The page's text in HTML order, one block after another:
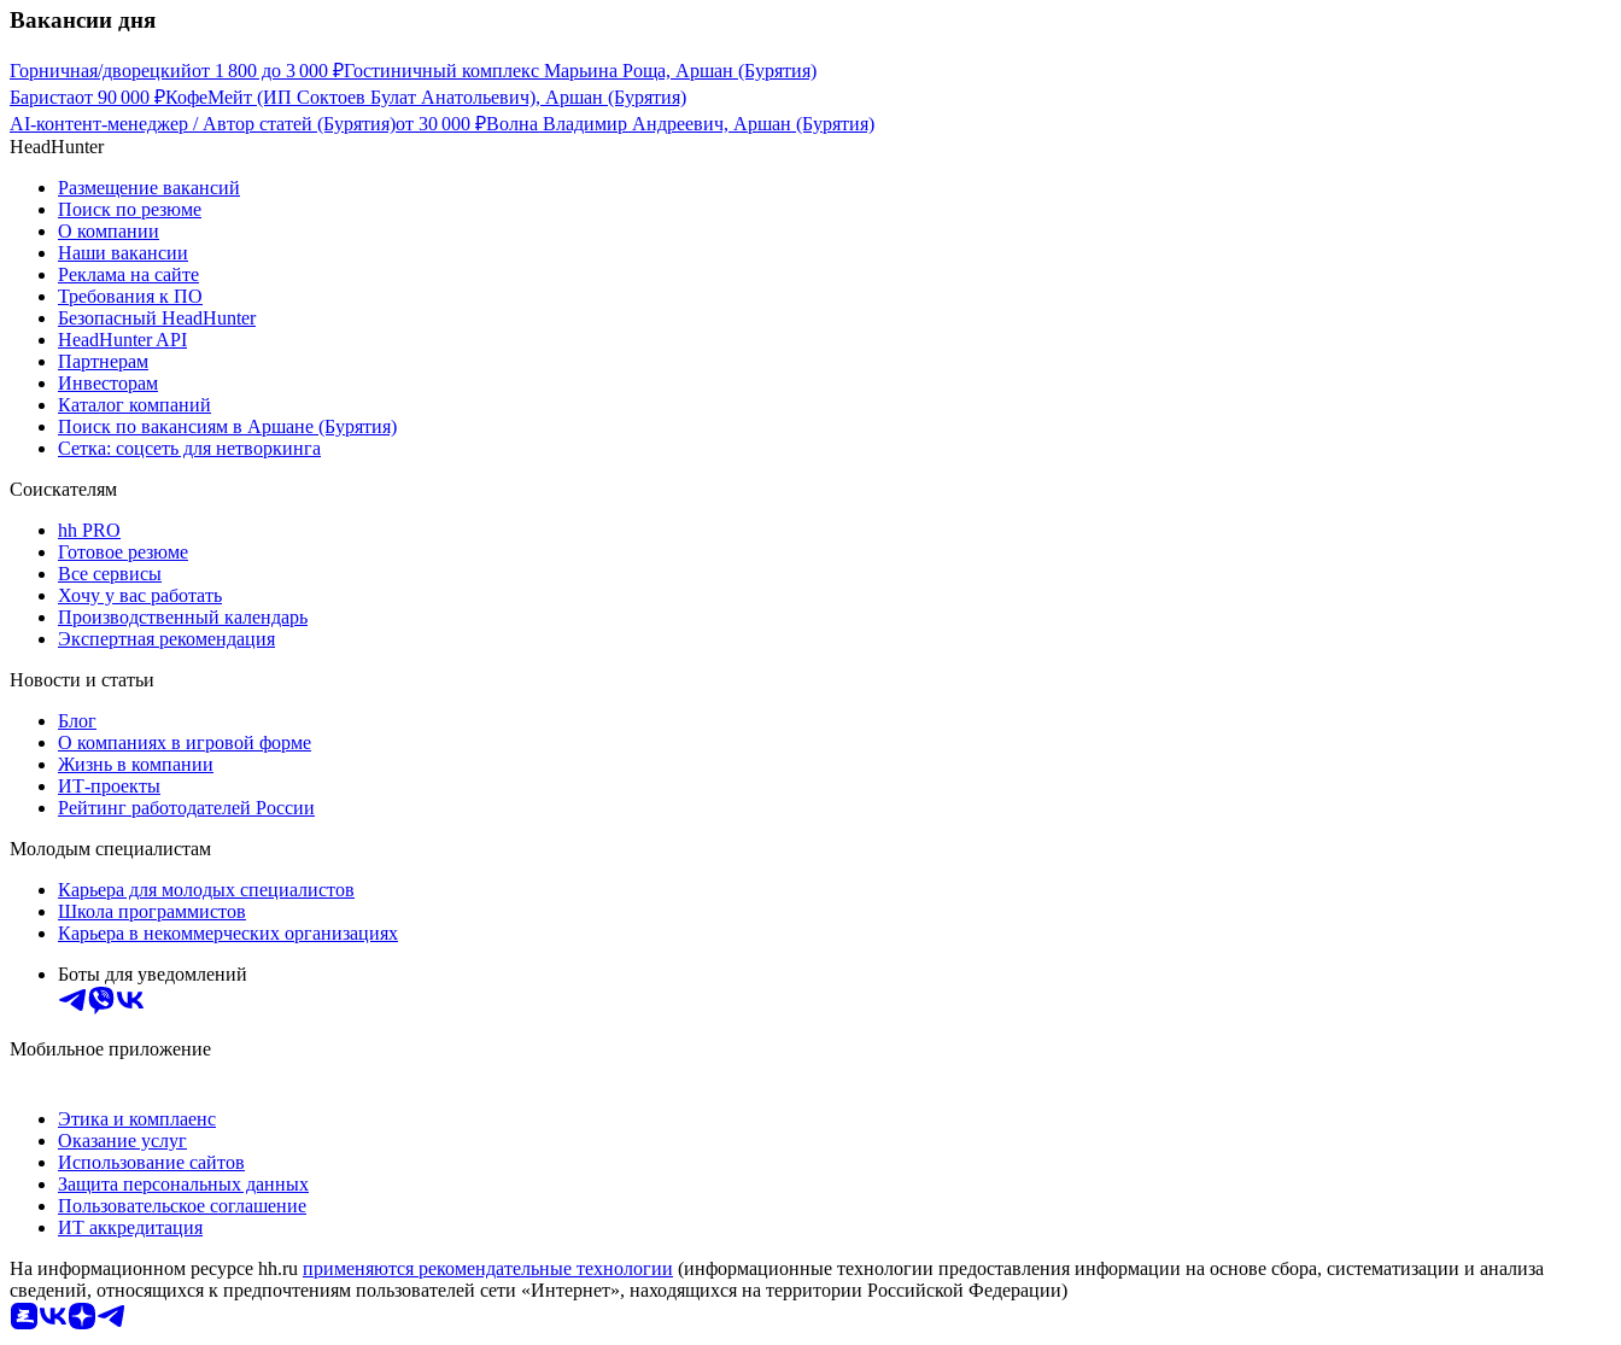
Вакансии дня
Горничная/дворецкийот 1 800 до 3 000 ₽Гостиничный комплекс Марьина Роща, Аршан (Бурятия)
Баристаот 90 000 ₽КофеМейт (ИП Соктоев Булат Анатольевич), Аршан (Бурятия)
AI-контент-менеджер / Автор статей (Бурятия)от 30 000 ₽Волна Владимир Андреевич, Аршан (Бурятия)
HeadHunter
Размещение вакансий
Поиск по резюме
О компании
Наши вакансии
Реклама на сайте
Требования к ПО
Безопасный HeadHunter
HeadHunter API
Партнерам
Инвесторам
Каталог компаний
Поиск по вакансиям в Аршане (Бурятия)
Сетка: соцсеть для нетворкинга
Соискателям
hh PRO
Готовое резюме
Все сервисы
Хочу у вас работать
Производственный календарь
Экспертная рекомендация
Новости и статьи
Блог
О компаниях в игровой форме
Жизнь в компании
ИТ-проекты
Рейтинг работодателей России
Молодым специалистам
Карьера для молодых специалистов
Школа программистов
Карьера в некоммерческих организациях
Боты для уведомлений
Мобильное приложение
Этика и комплаенс
Оказание услуг
Использование сайтов
Защита персональных данных
Пользовательское соглашение
ИТ аккредитация
На информационном ресурсе hh.ru применяются рекомендательные технологии (информационные технологии предоставления информации на основе сбора, систематизации и анализа
сведений, относящихся к предпочтениям пользователей сети «Интернет», находящихся на территории Российской Федерации)